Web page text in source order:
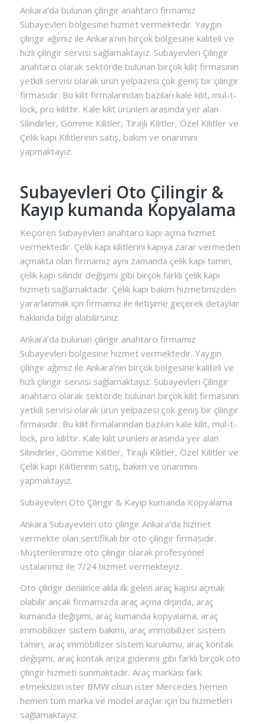
Ankara’da bulunan çilingir anahtarcı firmamız
Subayevleri bölgesine hizmet vermektedir. Yaygın
çilingir ağımız ile Ankara’nın birçok bölgesine kaliteli ve
hızlı çilingir servisi sağlamaktayız. Subayevleri Çilingir
anahtarcı olarak sektörde bulunan birçok kilit firmasının
yetkili servisi olarak ürün yelpazesi çok geniş bir çilingir
firmasıdır. Bu kilit firmalarından bazıları kale kilit, mul-t-
lock, pro kilittir. Kale kilit ürünleri arasında yer alan
Silindirler, Gömme Kilitler, Tirajlı Kilitler, Özel Kilitler ve
Çelik kapı Kilitlerinin satış, bakım ve onarımını
yapmaktayız.
Subayevleri Oto Çilingir &
Kayıp kumanda Kopyalama
Keçiören Subayevleri anahtarcı kapı açma hizmet
vermektedir. Çelik kapı kilitlerini kapıya zarar vermeden
açmakta olan firmamız aynı zamanda çelik kapı tamiri,
çelik kapı silindir değişimi gibi birçok farklı çelik kapı
hizmeti sağlamaktadır. Çelik kapı bakım hizmetimizden
yararlanmak için firmamız ile iletişime geçerek detaylar
hakkında bilgi alabilirsiniz.
Ankara’da bulunan çilingir anahtarcı firmamız
Subayevleri bölgesine hizmet vermektedir. Yaygın
çilingir ağımız ile Ankara’nın birçok bölgesine kaliteli ve
hızlı çilingir servisi sağlamaktayız. Subayevleri Çilingir
anahtarcı olarak sektörde bulunan birçok kilit firmasının
yetkili servisi olarak ürün yelpazesi çok geniş bir çilingir
firmasıdır. Bu kilit firmalarından bazıları kale kilit, mul-t-
lock, pro kilittir. Kale kilit ürünleri arasında yer alan
Silindirler, Gömme Kilitler, Tirajlı Kilitler, Özel Kilitler ve
Çelik kapı Kilitlerinin satış, bakım ve onarımını
yapmaktayız.
Subayevleri Oto Çilingir & Kayıp kumanda Kopyalama
Ankara Subayevleri oto çilingir Ankara’da hizmet
vermekte olan sertifikalı bir oto çilingir firmasıdır.
Müşterilerimize oto çilingir olarak profesyonel
ustalarımız ile 7/24 hizmet vermekteyiz.
Oto çilingir denilince akla ilk gelen araç kapısı açmak
olabilir ancak firmamızda araç açma dışında, araç
kumanda değişimi, araç kumanda kopyalama, araç
immobilizer sistem bakımı, araç immobilizer sistem
tamiri, araç immobilizer sistem kurulumu, araç kontak
değişimi, araç kontak arıza giderimi gibi farklı birçok oto
çilingir hizmeti sunmaktadır. Araç markası fark
etmeksizin ister BMW olsun ister Mercedes hemen
hemen tüm marka ve model araçlar için bu hizmetleri
sağlamaktayız.